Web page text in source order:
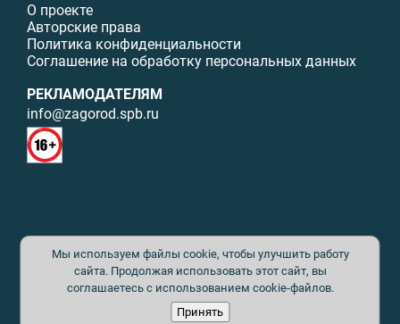
О проекте
Авторские права
Политика конфиденциальности
Соглашение на обработку персональных данных
РЕКЛАМОДАТЕЛЯМ
info@zagorod.spb.ru
© ИП Малыщева Б.Л. Все права защищены. Перепечатка материалов
данного сайта возможна только с письменного разрешения. При
цитировании ссылка на www.zagorod.spb.ru обязательна. Редакция не
несет ответственности за содержание рекламных материалов. Все
рекламируемые товары и услуги имеют необходимые сертификаты и
лицензии. Перепечатка любых материалов без письменного согласия
Мы используем файлы cookie, чтобы улучшить работу
сайта. Продолжая использовать этот сайт, вы
соглашаетесь с использованием cookie-файлов.
Принять